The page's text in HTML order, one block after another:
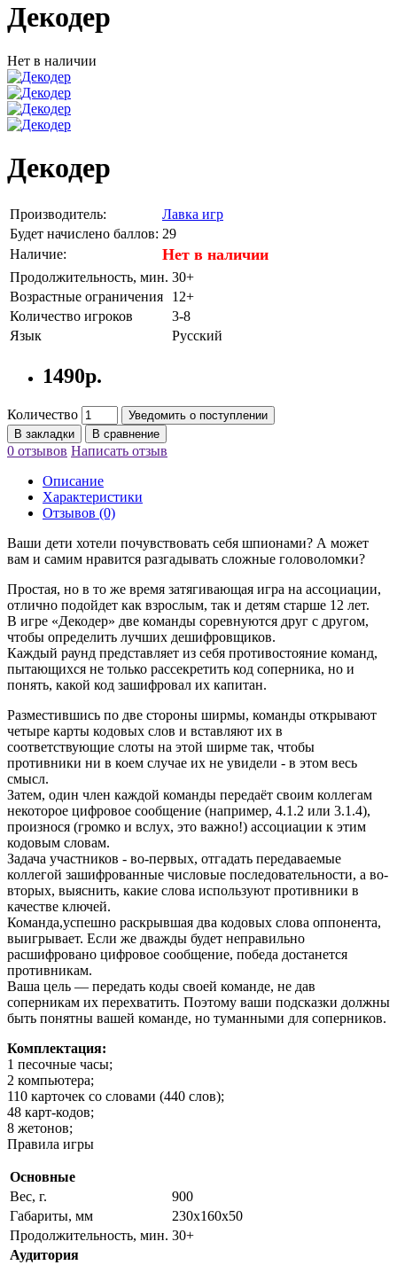
Декодер
Нет в наличии
Декодер
Производитель:
Лавка игр
Будет начислено баллов: 29
Наличие:
Нет в наличии
Продолжительность, мин. 30+
Возрастные ограничения
12+
Количество игроков
3-8
Язык
Русский
1490р.
Количество
Уведомить о поступлении
В закладки
В сравнение
0 отзывов Написать отзыв
Описание
Характеристики
Отзывов (0)
Ваши дети хотели почувствовать себя шпионами? А может
вам и самим нравится разгадывать сложные головоломки?
Простая, но в то же время затягивающая игра на ассоциации,
отлично подойдет как взрослым, так и детям старше 12 лет.
В игре «Декодер» две команды соревнуются друг с другом,
чтобы определить лучших дешифровщиков.
Каждый раунд представляет из себя противостояние команд,
пытающихся не только рассекретить код соперника, но и
понять, какой код зашифровал их капитан.
Разместившись по две стороны ширмы, команды открывают
четыре карты кодовых слов и вставляют их в
соответствующие слоты на этой ширме так, чтобы
противники ни в коем случае их не увидели - в этом весь
смысл.
Затем, один член каждой команды передаёт своим коллегам
некоторое цифровое сообщение (например, 4.1.2 или 3.1.4),
произнося (громко и вслух, это важно!) ассоциации к этим
кодовым словам.
Задача участников - во-первых, отгадать передаваемые
коллегой зашифрованные числовые последовательности, а во-
вторых, выяснить, какие слова используют противники в
качестве ключей.
Команда,успешно раскрывшая два кодовых слова оппонента,
выигрывает. Если же дважды будет неправильно
расшифровано цифровое сообщение, победа достанется
противникам.
Ваша цель — передать коды своей команде, не дав
соперникам их перехватить. Поэтому ваши подсказки должны
быть понятны вашей команде, но туманными для соперников.
Комплектация:
1 песочные часы;
2 компьютера;
110 карточек со словами (440 слов);
48 карт-кодов;
8 жетонов;
Правила игры
Основные
Вес, г.
900
Габариты, мм
230х160х50
Продолжительность, мин. 30+
Аудитория